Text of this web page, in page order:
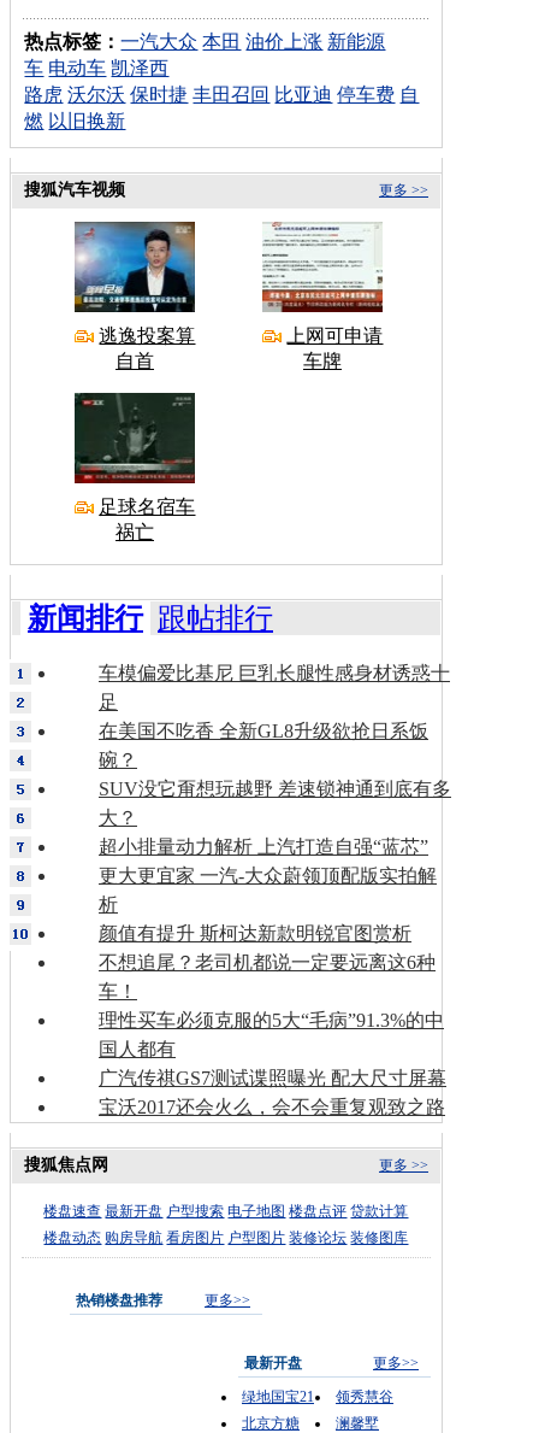
热点标签：一汽大众 本田 油价上涨 新能源
车 电动车 凯泽西
路虎 沃尔沃 保时捷 丰田召回 比亚迪 停车费 自
燃 以旧换新
更多 >>
搜狐汽车视频
逃逸投案算
自首
上网可申请
车牌
足球名宿车
祸亡
新闻排行 跟帖排行
车模偏爱比基尼 巨乳长腿性感身材诱惑十
足
在美国不吃香 全新GL8升级欲抢日系饭
碗？
SUV没它甭想玩越野 差速锁神通到底有多
大？
超小排量动力解析 上汽打造自强“蓝芯”
更大更宜家 一汽-大众蔚领顶配版实拍解
析
颜值有提升 斯柯达新款明锐官图赏析
不想追尾？老司机都说一定要远离这6种
车！
理性买车必须克服的5大“毛病”91.3%的中
国人都有
广汽传祺GS7测试谍照曝光 配大尺寸屏幕
宝沃2017还会火么，会不会重复观致之路
更多 >>
搜狐焦点网
楼盘速查 最新开盘 户型搜索 电子地图 楼盘点评 贷款计算
楼盘动态 购房导航 看房图片 户型图片 装修论坛 装修图库
热销楼盘推荐 更多>>
最新开盘
更多>>
绿地国宝21
领秀慧谷
北京方糖
澜馨墅